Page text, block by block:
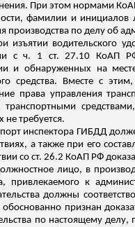
При этом нормами
фамилии и
производства по делу
водительского
с ч. 1 ст. 27.10 КоАП
и обнаруженных на
средства. Вместе с
права управления
не требуется.
инспектора ГИБДД
а также при его
со ст. 26.2 КоАП РФ
лицо, в
привлекаемого к
должны
признан
по настоящему